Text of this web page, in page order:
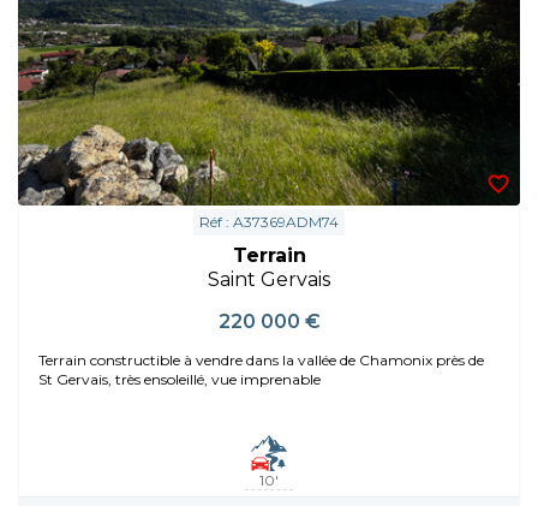
Réf : A37369ADM74
Terrain
Saint Gervais
220 000 €
Terrain constructible à vendre dans la vallée de Chamonix près de
St Gervais, très ensoleillé, vue imprenable
10'